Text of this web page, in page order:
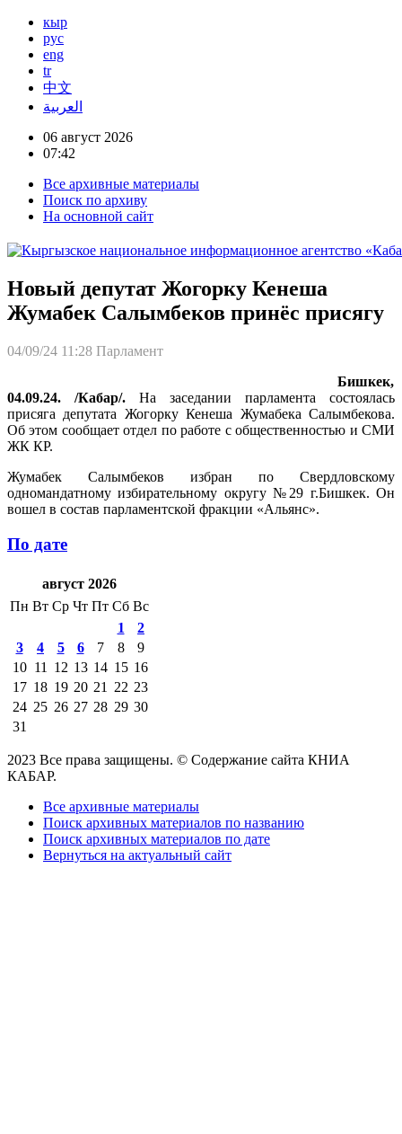
кыр
рус
eng
tr
中文
العربية
06 август 2026
07:42
Все архивные материалы
Поиск по архиву
На основной сайт
Новый депутат Жогорку Кенеша
Жумабек Салымбеков принёс присягу
04/09/24 11:28 Парламент
Бишкек,
04.09.24. /Кабар/. На заседании парламента состоялась
присяга депутата Жогорку Кенеша Жумабека Салымбекова.
Об этом сообщает отдел по работе с общественностью и СМИ
ЖК КР.
Жумабек Салымбеков избран по Свердловскому
одномандатному избирательному округу №29 г.Бишкек. Он
вошел в состав парламентской фракции «Альянс».
По дате
август 2026
Пн Вт Ср Чт Пт Сб Вс
1
2
3
4 5 6 7 8
9
10 11 12 13 14 15 16
17 18 19 20 21 22 23
24 25 26 27 28 29 30
31
2023 Все права защищены. © Содержание сайта КНИА
КАБАР.
Все архивные материалы
Поиск архивных материалов по названию
Поиск архивных материалов по дате
Вернуться на актуальный сайт